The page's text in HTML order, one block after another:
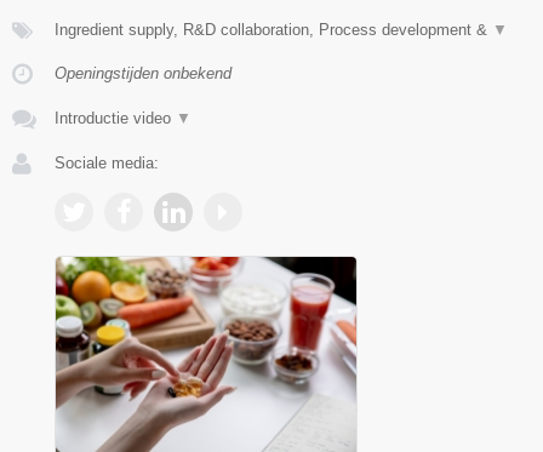
Ingredient supply, R&D collaboration, Process development & ▼
Openingstijden onbekend
Introductie video ▼
Sociale media: